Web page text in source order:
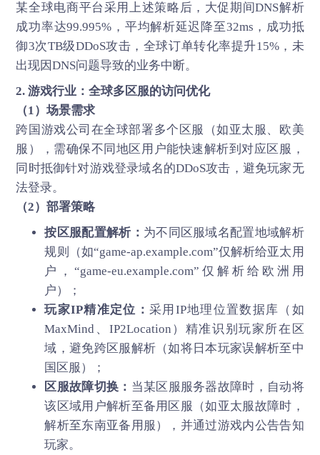
某全球电商平台采用上述策略后，大促期间DNS解析
成功率达99.995%，平均解析延迟降至32ms，成功抵
御3次TB级DDoS攻击，全球订单转化率提升15%，未
出现因DNS问题导致的业务中断。
2. 游戏行业：全球多区服的访问优化
（1）场景需求
跨国游戏公司在全球部署多个区服（如亚太服、欧美
服），需确保不同地区用户能快速解析到对应区服，
同时抵御针对游戏登录域名的DDoS攻击，避免玩家无
法登录。
（2）部署策略
按区服配置解析： 为不同区服域名配置地域解析
规则（如“game-ap.example.com”仅解析给亚太用
户，“game-eu.example.com”仅解析给欧洲用
户）；
玩家IP精准定位：采用IP地理位置数据库（如
MaxMind、IP2Location）精准识别玩家所在区
域，避免跨区服解析（如将日本玩家误解析至中
国区服）；
区服故障切换： 当某区服服务器故障时，自动将
该区域用户解析至备用区服（如亚太服故障时，
解析至东南亚备用服），并通过游戏内公告告知
玩家。